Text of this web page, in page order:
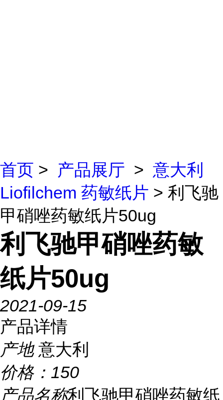
首页 > 产品展厅 > 意大利
Liofilchem 药敏纸片 > 利飞驰
甲硝唑药敏纸片50ug
利飞驰甲硝唑药敏
纸片50ug
2021-09-15
产品详情
产地 意大利
价格： 150
产品名称利飞驰甲硝唑药敏纸